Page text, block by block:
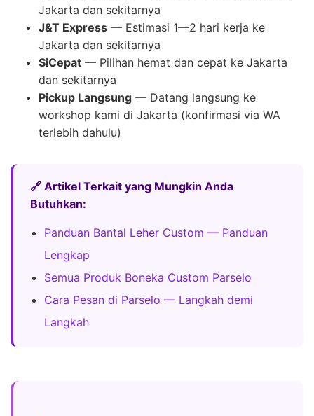
Jakarta dan sekitarnya
J&T Express — Estimasi 1—2 hari kerja ke
Jakarta dan sekitarnya
SiCepat — Pilihan hemat dan cepat ke Jakarta
dan sekitarnya
Pickup Langsung — Datang langsung ke
workshop kami di Jakarta (konfirmasi via WA
terlebih dahulu)
🔗 Artikel Terkait yang Mungkin Anda
Butuhkan:
Panduan Bantal Leher Custom — Panduan
Lengkap
Semua Produk Boneka Custom Parselo
Cara Pesan di Parselo — Langkah demi
Langkah